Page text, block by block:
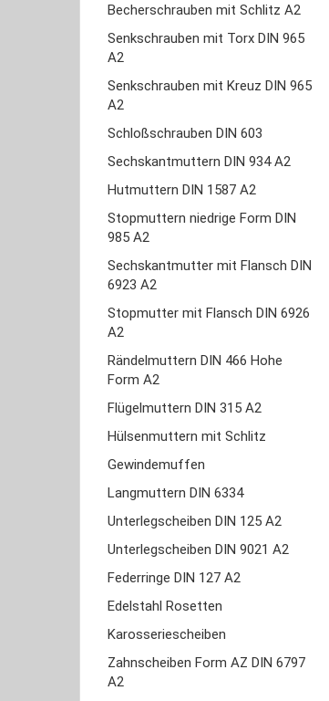
Becherschrauben mit Schlitz A2
Senkschrauben mit Torx DIN 965
A2
Senkschrauben mit Kreuz DIN 965
A2
Schloßschrauben DIN 603
Sechskantmuttern DIN 934 A2
Hutmuttern DIN 1587 A2
Stopmuttern niedrige Form DIN
985 A2
Sechskantmutter mit Flansch DIN
6923 A2
Stopmutter mit Flansch DIN 6926
A2
Rändelmuttern DIN 466 Hohe
Form A2
Flügelmuttern DIN 315 A2
Hülsenmuttern mit Schlitz
Gewindemuffen
Langmuttern DIN 6334
Unterlegscheiben DIN 125 A2
Unterlegscheiben DIN 9021 A2
Federringe DIN 127 A2
Edelstahl Rosetten
Karosseriescheiben
Zahnscheiben Form AZ DIN 6797
A2